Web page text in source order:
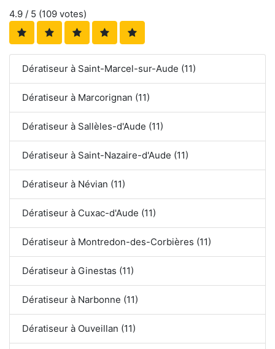
4.9 / 5 (109 votes)
Dératiseur à Saint-Marcel-sur-Aude (11)
Dératiseur à Marcorignan (11)
Dératiseur à Sallèles-d'Aude (11)
Dératiseur à Saint-Nazaire-d'Aude (11)
Dératiseur à Névian (11)
Dératiseur à Cuxac-d'Aude (11)
Dératiseur à Montredon-des-Corbières (11)
Dératiseur à Ginestas (11)
Dératiseur à Narbonne (11)
Dératiseur à Ouveillan (11)